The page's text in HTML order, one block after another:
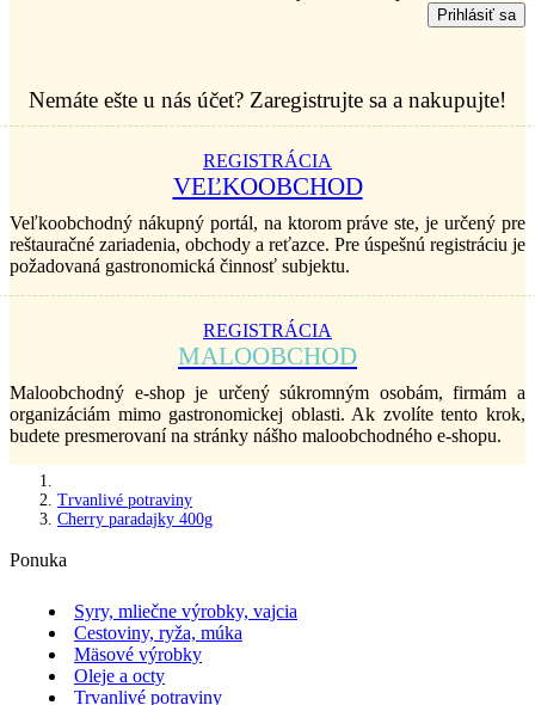
Prihlásiť sa
Nemáte ešte u nás účet? Zaregistrujte sa a nakupujte!
REGISTRÁCIA
VEĽKOOBCHOD
Veľkoobchodný nákupný portál, na ktorom práve ste, je určený pre
reštauračné zariadenia, obchody a reťazce. Pre úspešnú registráciu je
požadovaná gastronomická činnosť subjektu.
REGISTRÁCIA
MALOOBCHOD
Maloobchodný e-shop je určený súkromným osobám, firmám a
organizáciám mimo gastronomickej oblasti. Ak zvolíte tento krok,
budete presmerovaní na stránky nášho maloobchodného e-shopu.
Trvanlivé potraviny
Cherry paradajky 400g
Ponuka
Syry, mliečne výrobky, vajcia
Cestoviny, ryža, múka
Mäsové výrobky
Oleje a octy
Trvanlivé potraviny